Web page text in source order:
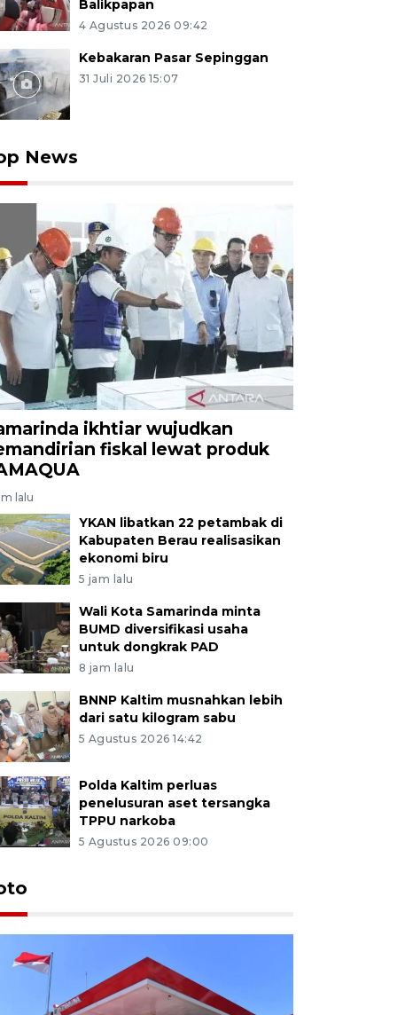
Balikpapan
4 Agustus 2026 09:42
Kebakaran Pasar Sepinggan
31 Juli 2026 15:07
News
ikhtiar wujudkan
fiskal lewat produk
lalu
YKAN libatkan 22 petambak di
Kabupaten Berau realisasikan
ekonomi biru
5 jam lalu
Wali Kota Samarinda minta
BUMD diversifikasi usaha
untuk dongkrak PAD
8 jam lalu
BNNP Kaltim musnahkan lebih
dari satu kilogram sabu
5 Agustus 2026 14:42
Polda Kaltim perluas
penelusuran aset tersangka
TPPU narkoba
5 Agustus 2026 09:00